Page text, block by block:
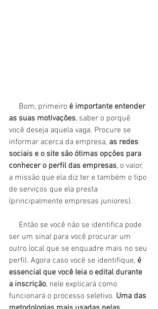
     Bom, primeiro
é importante entender
as suas motivações, saber o porquê
você deseja aquela vaga. Procure se
informar acerca da empresa, as redes
sociais e o site são ótimas opções para
conhecer o perfil das empresas, o valor,
a missão que ela diz ter e também o tipo
de serviços que ela presta
(principalmente empresas juniores).
ser um sinal para você procurar um
outro local que se enquadre mais no seu
perfil. Agora caso você se identifique, é
essencial que você leia o edital durante
a inscrição, nele explicará como
funcionará o processo seletivo. Uma das